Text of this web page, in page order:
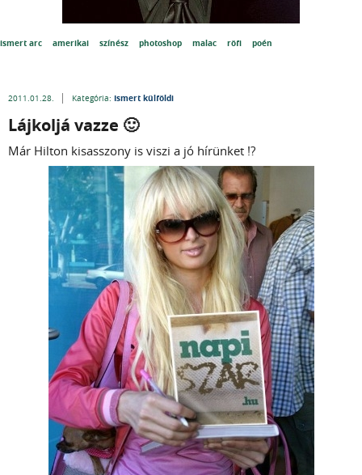
ismert arc amerikai színész photoshop malac röfi poén
2011.01.28. Kategória: Ismert külföldi
Lájkoljá vazze 🙂
Már Hilton kisasszony is viszi a jó hírünket !?